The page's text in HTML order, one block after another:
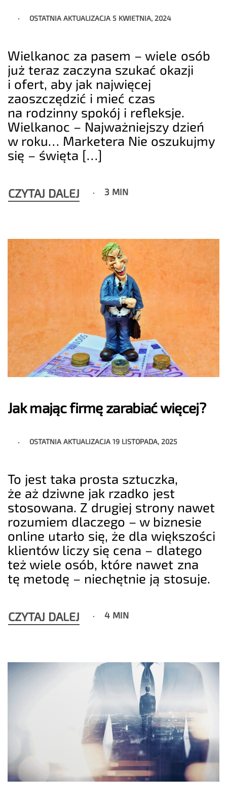
OSTATNIA AKTUALIZACJA 5 KWIETNIA, 2024
Wielkanoc za pasem – wiele osób
już teraz zaczyna szukać okazji
i ofert, aby jak najwięcej
zaoszczędzić i mieć czas
na rodzinny spokój i refleksje.
Wielkanoc – Najważniejszy dzień
w roku… Marketera Nie oszukujmy
się – święta […]
CZYTAJ DALEJ 3 MIN
Jak mając firmę zarabiać więcej?
OSTATNIA AKTUALIZACJA19 LISTOPADA, 2025
To jest taka prosta sztuczka,
że aż dziwne jak rzadko jest
stosowana. Z drugiej strony nawet
rozumiem dlaczego – w biznesie
online utarło się, że dla większości
klientów liczy się cena – dlatego
też wiele osób, które nawet zna
tę metodę – niechętnie ją stosuje.
CZYTAJ DALEJ 4 MIN